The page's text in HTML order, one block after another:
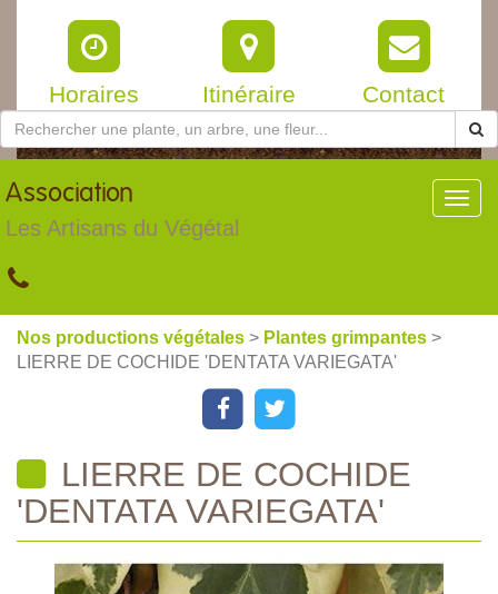
Horaires Itinéraire Contact
Association
Les Artisans du Végétal
Nos productions végétales > Plantes grimpantes >
LIERRE DE COCHIDE 'DENTATA VARIEGATA'
LIERRE DE COCHIDE
'DENTATA VARIEGATA'